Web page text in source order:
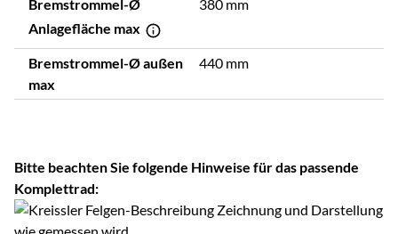
Bremstrommel-Ø
Anlagefläche max
380 mm
Bremstrommel-Ø außen
max
440 mm
Bitte beachten Sie folgende Hinweise für das passende
Komplettrad: